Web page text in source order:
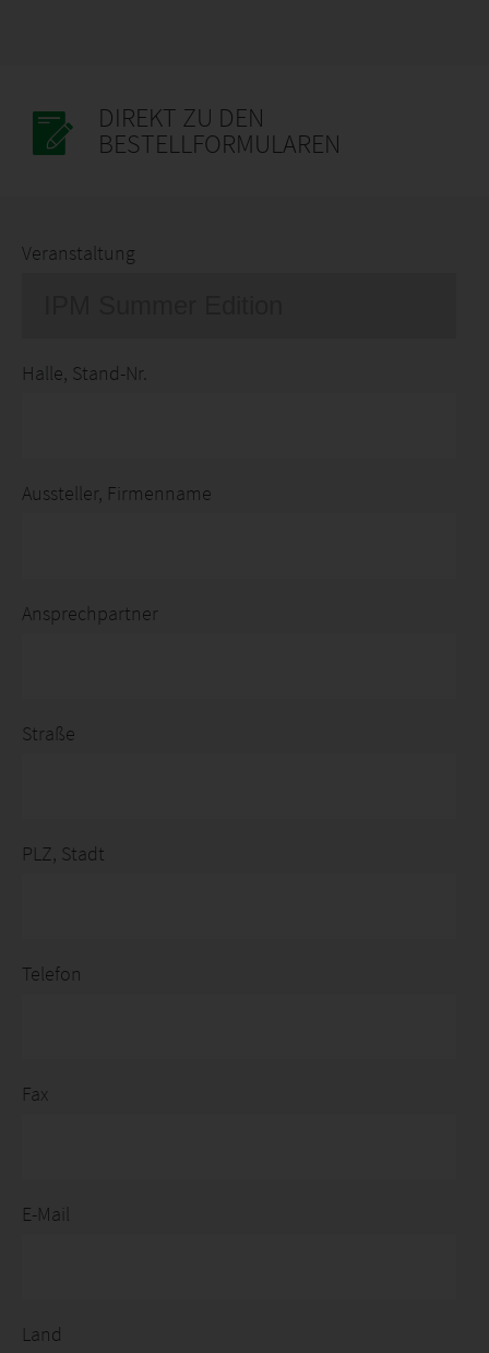
DIREKT ZU DEN
BESTELLFORMULAREN
Veranstaltung
Halle, Stand-Nr.
Aussteller, Firmenname
Ansprechpartner
Straße
PLZ, Stadt
Telefon
Fax
E-Mail
Land